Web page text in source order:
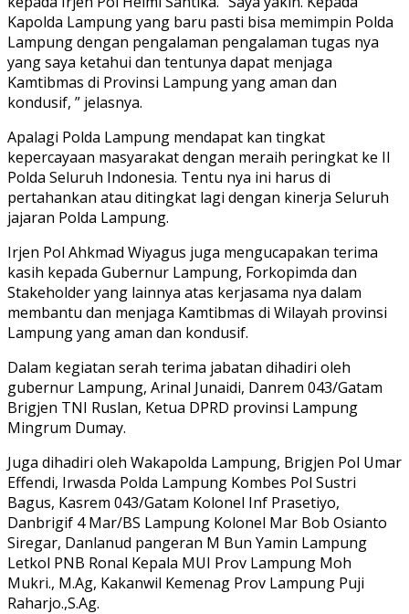
Kapolda Lampung yang baru pasti bisa memimpin Polda
Lampung dengan pengalaman pengalaman tugas nya
yang saya ketahui dan tentunya dapat menjaga
Kamtibmas di Provinsi Lampung yang aman dan
kondusif, ” jelasnya.
Apalagi Polda Lampung mendapat kan tingkat
kepercayaan masyarakat dengan meraih peringkat ke II
Polda Seluruh Indonesia. Tentu nya ini harus di
pertahankan atau ditingkat lagi dengan kinerja Seluruh
jajaran Polda Lampung.
Irjen Pol Ahkmad Wiyagus juga mengucapakan terima
kasih kepada Gubernur Lampung, Forkopimda dan
Stakeholder yang lainnya atas kerjasama nya dalam
membantu dan menjaga Kamtibmas di Wilayah provinsi
Lampung yang aman dan kondusif.
Dalam kegiatan serah terima jabatan dihadiri oleh
gubernur Lampung, Arinal Junaidi, Danrem 043/Gatam
Brigjen TNI Ruslan, Ketua DPRD provinsi Lampung
Mingrum Dumay.
Juga dihadiri oleh Wakapolda Lampung, Brigjen Pol Umar
Effendi, Irwasda Polda Lampung Kombes Pol Sustri
Bagus, Kasrem 043/Gatam Kolonel Inf Prasetiyo,
Danbrigif 4 Mar/BS Lampung Kolonel Mar Bob Osianto
Siregar, Danlanud pangeran M Bun Yamin Lampung
Letkol PNB Ronal Kepala MUI Prov Lampung Moh
Mukri., M.Ag, Kakanwil Kemenag Prov Lampung Puji
Raharjo.,S.Ag.